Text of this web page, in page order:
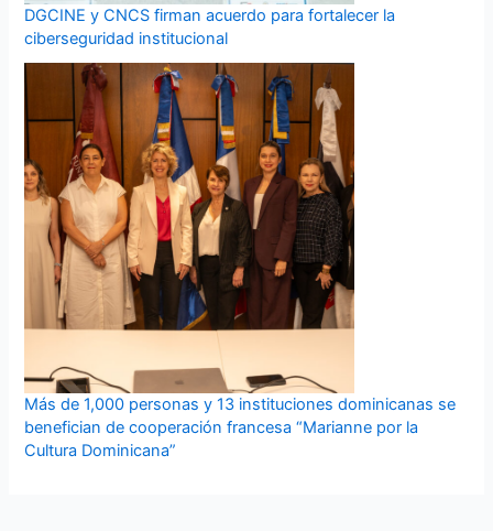
DGCINE y CNCS firman acuerdo para fortalecer la
ciberseguridad institucional
Más de 1,000 personas y 13 instituciones dominicanas se
benefician de cooperación francesa “Marianne por la
Cultura Dominicana”